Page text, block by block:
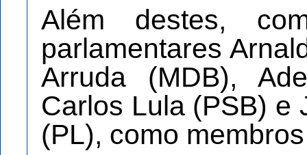
Além destes,
parlamentares
Arruda (MDB),
Carlos Lula (PSB) e
(PL), como